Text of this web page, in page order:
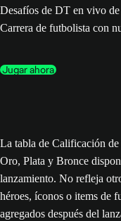
Desafíos de DT en vivo
Carrera de futbolista con
Jugar ahora
La tabla de Calificación
Oro, Plata y Bronce
lanzamiento. No refleja
héroes, íconos o items de
agregados después del